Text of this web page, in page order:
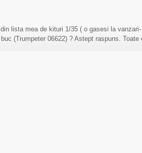
lista mea de kituri 1/35 ( o gasesi la
(Trumpeter 06622) ? Astept raspuns. Toate